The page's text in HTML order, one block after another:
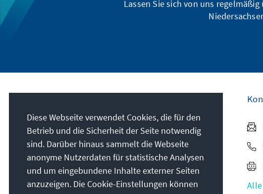
Lassen Sie sich von uns
Konrad-Adenauer-Stiftung e.V.
Politisches Bildungsforum Niedersachsen
Leinstraße 8
30159Hannover
Deutschland
Diese Webseite verwendet Cookies, die für den
Betrieb und die Sicherheit der Seite notwendig
sind. Darüber hinaus sammelt die Webseite
anonyme Nutzerdaten für statistische Analysen
und um eingebundene Inhalte externer Seiten
anzuzeigen. Die Cookie-Einstellungen können